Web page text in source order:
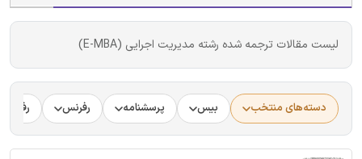
لیست مقالات ترجمه شده رشته مدیریت اجرایی (E-MBA)
دسته‌های منتخب بیس پرسشنامه رفرنس